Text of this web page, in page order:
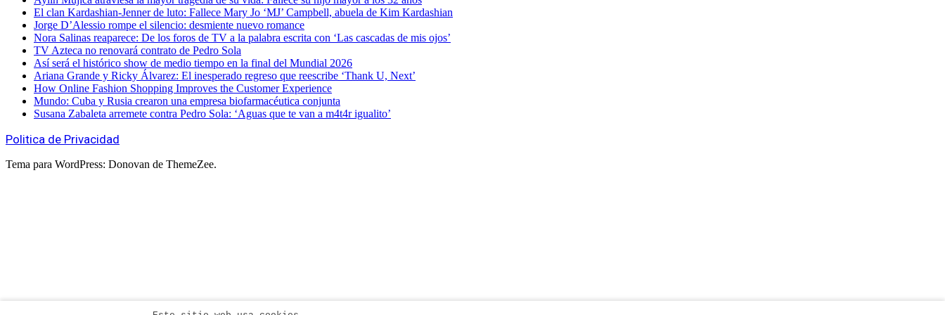
El clan Kardashian-Jenner de luto: Fallece Mary Jo ‘MJ’ Campbell, abuela de Kim Kardashian
Jorge D’Alessio rompe el silencio: desmiente nuevo romance
Nora Salinas reaparece: De los foros de TV a la palabra escrita con ‘Las cascadas de mis ojos’
TV Azteca no renovará contrato de Pedro Sola
Así será el histórico show de medio tiempo en la final del Mundial 2026
Ariana Grande y Ricky Álvarez: El inesperado regreso que reescribe ‘Thank U, Next’
How Online Fashion Shopping Improves the Customer Experience
Mundo: Cuba y Rusia crearon una empresa biofarmacéutica conjunta
Susana Zabaleta arremete contra Pedro Sola: ‘Aguas que te van a m4t4r igualito’
Politica de Privacidad
Tema para WordPress: Donovan de ThemeZee.